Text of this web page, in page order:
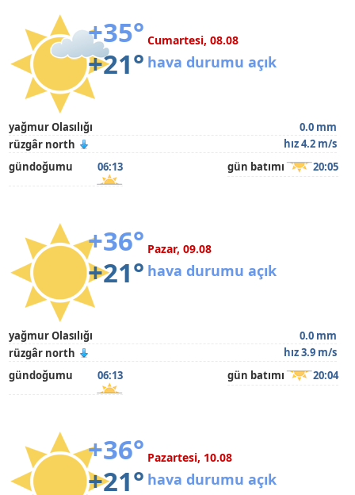
+35°
+21°
Cumartesi, 08.08
hava durumu açık
yağmur Olasılığı
0.0 mm
rüzgâr north
hız 4.2 m/s
gündoğumu
06:13 gün batımı 20:05
+36°
+21°
Pazar, 09.08
hava durumu açık
yağmur Olasılığı
0.0 mm
rüzgâr north
hız 3.9 m/s
gündoğumu
06:13 gün batımı 20:04
+36°
+21°
Pazartesi, 10.08
hava durumu açık